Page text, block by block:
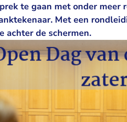
te gaan met onder meer
Met een
achter de schermen.